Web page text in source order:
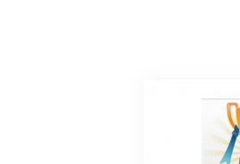
Páginas